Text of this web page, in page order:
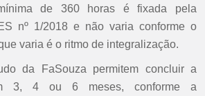
de 360 horas é fixada pela
nº 1/2018 e não varia conforme o
varia é o ritmo de integralização.
da FaSouza permitem concluir a
3, 4 ou 6 meses, conforme a